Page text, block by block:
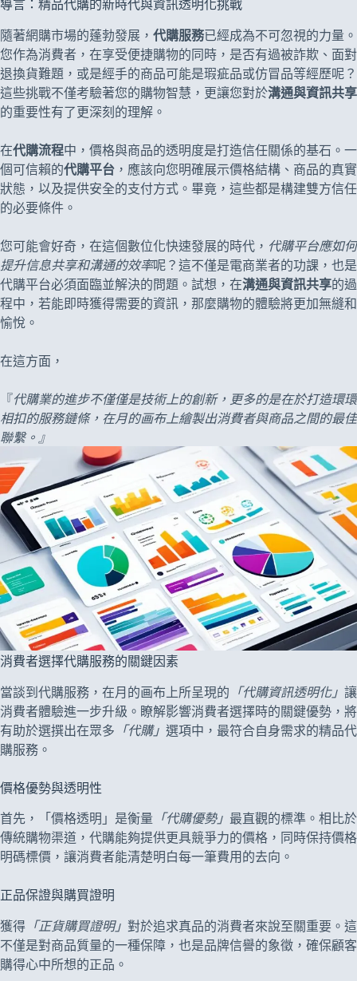
導言：精品代購的新時代與資訊透明化挑戰
隨著網購市場的蓬勃發展， 代購服務已經成為不可忽視的力量。
您作為消費者，在享受便捷購物的同時，是否有過被詐欺、面對
退換貨難題，或是經手的商品可能是瑕疵品或仿冒品等經歷呢？
這些挑戰不僅考驗著您的購物智慧，更讓您對於溝通與資訊共享
的重要性有了更深刻的理解。
在代購流程中，價格與商品的透明度是打造信任關係的基石。一
個可信賴的代購平台 ，應該向您明確展示價格結構、商品的真實
狀態，以及提供安全的支付方式。畢竟，這些都是構建雙方信任
的必要條件。
您可能會好奇，在這個數位化快速發展的時代， 代購平台應如何
提升信息共享和溝通的效率呢？這不僅是電商業者的功課，也是
代購平台必須面臨並解決的問題。試想，在溝通與資訊共享的過
程中，若能即時獲得需要的資訊，那麼購物的體驗將更加無縫和
愉悅。
在這方面，
『代購業的進步不僅僅是技術上的創新，更多的是在於打造環環
相扣的服務鏈條，在月的画布上繪製出消費者與商品之間的最佳
聯繫。』
消費者選擇代購服務的關鍵因素
當談到代購服務，在月的画布上所呈現的 「代購資訊透明化」 讓
消費者體驗進一步升級。瞭解影響消費者選擇時的關鍵優勢，將
有助於選撰出在眾多 「代購」 選項中，最符合自身需求的精品代
購服務。
價格優勢與透明性
首先，「價格透明」是衡量 「代購優勢」 最直觀的標準。相比於
傳統購物渠道，代購能夠提供更具競爭力的價格，同時保持價格
明碼標價，讓消費者能清楚明白每一筆費用的去向。
正品保證與購買證明
獲得 「正貨購買證明」 對於追求真品的消費者來說至關重要。這
不僅是對商品質量的一種保障，也是品牌信譽的象徵，確保顧客
購得心中所想的正品。